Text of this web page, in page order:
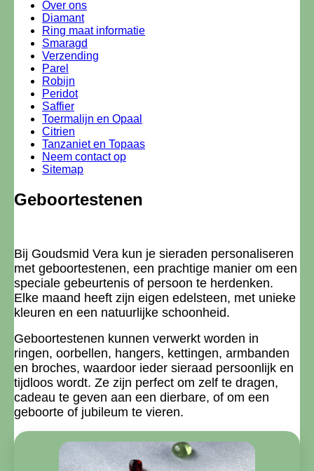
Over ons
Diamant
Ring maat informatie
Smaragd
Verzending
Parel
Robijn
Peridot
Saffier
Toermalijn en Opaal
Citrien
Tanzaniet en Topaas
Neem contact op
Sitemap
Geboortestenen
Bij Goudsmid Vera kun je sieraden personaliseren
met geboortestenen, een prachtige manier om een
speciale gebeurtenis of persoon te herdenken.
Elke maand heeft zijn eigen edelsteen, met unieke
kleuren en een natuurlijke schoonheid.
Geboortestenen kunnen verwerkt worden in
ringen, oorbellen, hangers, kettingen, armbanden
en broches, waardoor ieder sieraad persoonlijk en
tijdloos wordt. Ze zijn perfect om zelf te dragen,
cadeau te geven aan een dierbare, of om een
geboorte of jubileum te vieren.